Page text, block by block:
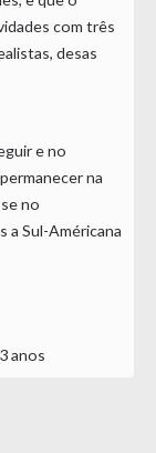
com três
desas
e no
na
no
a Sul-Américana
anos